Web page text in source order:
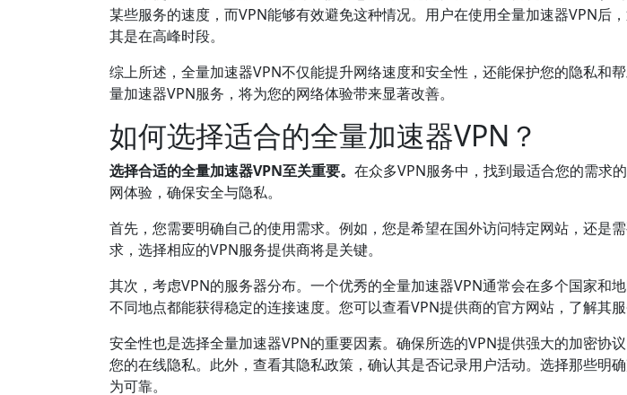
某些服务的速度，而VPN能够有效避免这种情况。用户在使用全量加速器VPN后
其是在高峰时段。
综上所述，全量加速器VPN不仅能提升网络速度和安全性，还能保护您的隐私和
量加速器VPN服务，将为您的网络体验带来显著改善。
如何选择适合的全量加速器VPN？
选择合适的全量加速器VPN至关重要。 在众多VPN服务中，找到最适合您的需求
网体验，确保安全与隐私。
首先，您需要明确自己的使用需求。例如，您是希望在国外访问特定网站，还是
求，选择相应的VPN服务提供商将是关键。
其次，考虑VPN的服务器分布。一个优秀的全量加速器VPN通常会在多个国家和
不同地点都能获得稳定的连接速度。您可以查看VPN提供商的官方网站，了解其服
安全性也是选择全量加速器VPN的重要因素。确保所选的VPN提供强大的加密协
您的在线隐私。此外，查看其隐私政策，确认其是否记录用户活动。选择那些明
为可靠。